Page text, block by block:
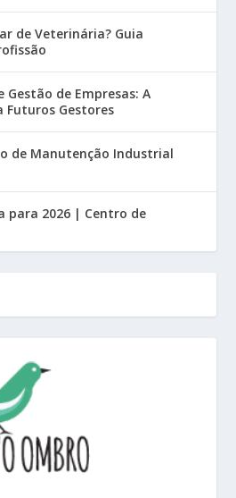
de Veterinária? Guia
Gestão de Empresas: A
Futuros Gestores
de Manutenção Industrial
para 2026 | Centro de